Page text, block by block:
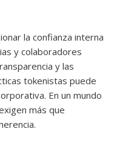
la confianza interna
y colaboradores
y las
tokenistas puede
En un mundo
más que